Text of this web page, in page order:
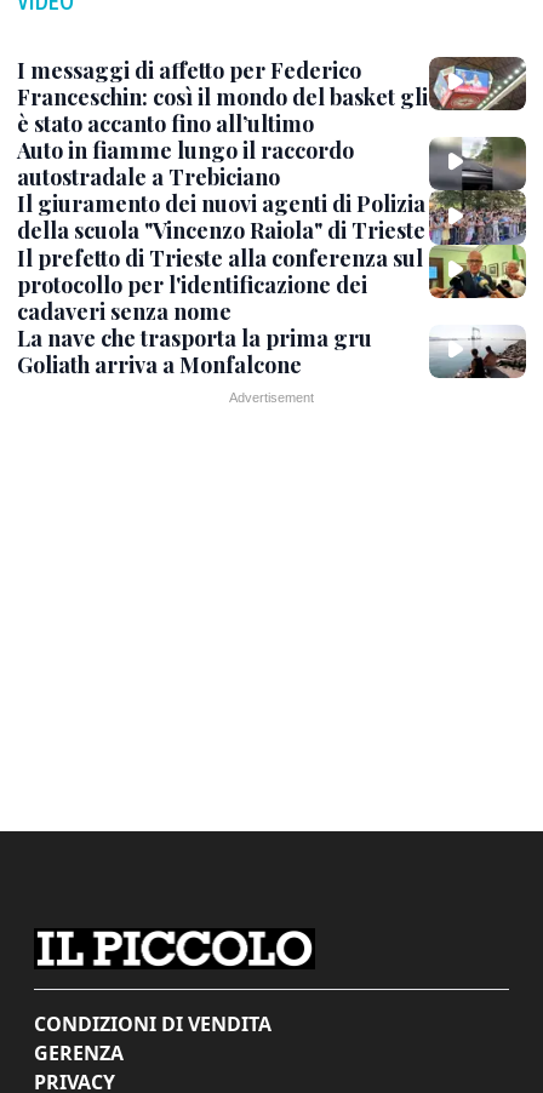
I messaggi di affetto per Federico
Franceschin: così il mondo del basket gli
è stato accanto fino all’ultimo
Auto in fiamme lungo il raccordo
autostradale a Trebiciano
Il giuramento dei nuovi agenti di Polizia
della scuola "Vincenzo Raiola" di Trieste
Il prefetto di Trieste alla conferenza sul
protocollo per l'identificazione dei
cadaveri senza nome
La nave che trasporta la prima gru
Goliath arriva a Monfalcone
CONDIZIONI DI VENDITA
GERENZA
PRIVACY